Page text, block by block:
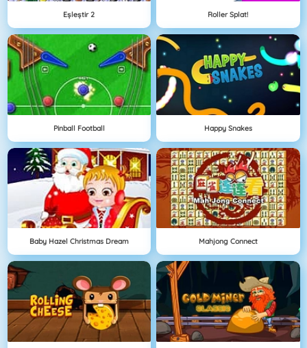
Eşleştir 2 Roller Splat!
Pinball Football Happy Snakes
Baby Hazel Christmas Dream Mahjong Connect